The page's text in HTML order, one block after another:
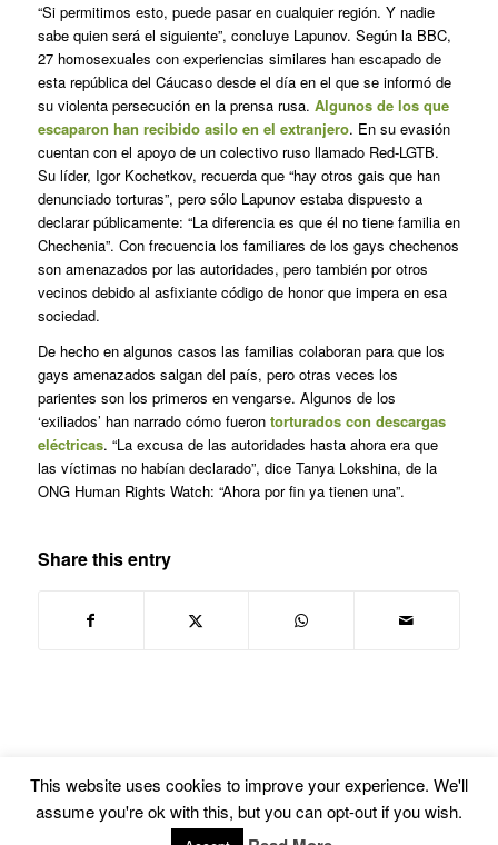
“Si permitimos esto, puede pasar en cualquier región. Y nadie
sabe quien será el siguiente”, concluye Lapunov. Según la BBC,
27 homosexuales con experiencias similares han escapado de
esta república del Cáucaso desde el día en el que se informó de
su violenta persecución en la prensa rusa. Algunos de los que
escaparon han recibido asilo en el extranjero. En su evasión
cuentan con el apoyo de un colectivo ruso llamado Red-LGTB.
Su líder, Igor Kochetkov, recuerda que “hay otros gais que han
denunciado torturas”, pero sólo Lapunov estaba dispuesto a
declarar públicamente: “La diferencia es que él no tiene familia en
Chechenia”. Con frecuencia los familiares de los gays chechenos
son amenazados por las autoridades, pero también por otros
vecinos debido al asfixiante código de honor que impera en esa
sociedad.
De hecho en algunos casos las familias colaboran para que los
gays amenazados salgan del país, pero otras veces los
parientes son los primeros en vengarse. Algunos de los
‘exiliados’ han narrado cómo fueron torturados con descargas
eléctricas. “La excusa de las autoridades hasta ahora era que
las víctimas no habían declarado”, dice Tanya Lokshina, de la
ONG Human Rights Watch: “Ahora por fin ya tienen una”.
Share this entry
© Copyright -Euskal Herriko Gay-Les Askapen Mugimendua- powered by
This website uses cookies to improve your experience. We'll
assume you're ok with this, but you can opt-out if you wish.